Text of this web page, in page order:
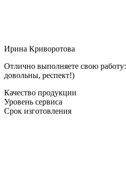
Ирина Криворотова
Отлично выполняете свою
довольны, респект!)
Качество продукции
Уровень сервиса
Срок изготовления